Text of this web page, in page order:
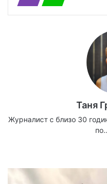
Таня
Журналист с близо 30
te